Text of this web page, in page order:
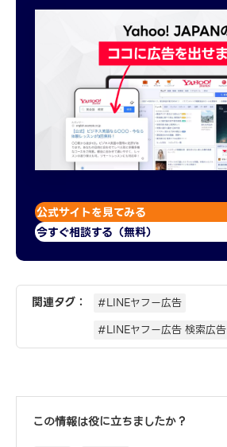
公式サイトを見てみる
今すぐ相談する（無料）
関連タグ：
#LINEヤフー広告
#LINEヤフー広告 検索広告
この情報は役に立ちましたか？